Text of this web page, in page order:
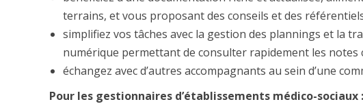
terrains, et vous proposant des conseils et des référentiels
simplifiez vos tâches avec la gestion des plannings et la
numérique permettant de consulter rapidement les notes
échangez avec d’autres accompagnants au sein d’une
Pour les gestionnaires d’établissements médico-sociaux :